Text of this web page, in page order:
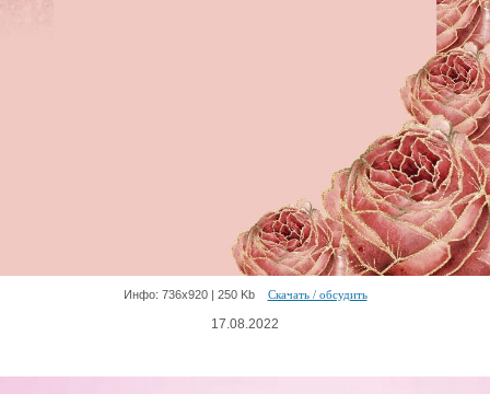
Инфо: 736х920 | 250 Kb Скачать / обсудить
17.08.2022